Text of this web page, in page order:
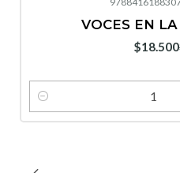
VOCES EN
$18.500
Cantidad